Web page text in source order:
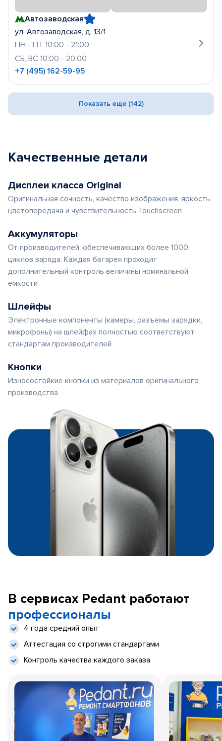
Автозаводская
ул. Автозаводская, д. 13/1
ПН - ПТ 10:00 - 21:00
СБ, ВС 10:00 - 20:00
+7 (495) 162-59-95
Показать еще (142)
Качественные детали
Дисплеи класса Original
Оригинальная сочность, качество изображения, яркость,
цветопередача и чувствительность Touchscreen
Аккумуляторы
От производителей, обеспечивающих более 1000
циклов заряда. Каждая батарея проходит
дополнительный контроль величины номинальной
емкости
Шлейфы
Электронные компоненты (камеры, разъемы зарядки,
микрофоны) на шлейфах полностью соответствуют
стандартам производителей
Кнопки
Износостойкие кнопки из материалов оригинального
производства
В сервисах Pedant работают
профессионалы
4 года средний опыт
Аттестация со строгими стандартами
Контроль качества каждого заказа